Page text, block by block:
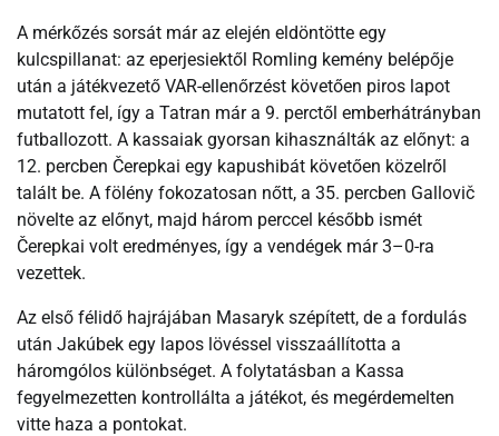
A mérkőzés sorsát már az elején eldöntötte egy
kulcspillanat: az eperjesiektől Romling kemény belépője
után a játékvezető VAR-ellenőrzést követően piros lapot
mutatott fel, így a Tatran már a 9. perctől emberhátrányban
futballozott. A kassaiak gyorsan kihasználták az előnyt: a
12. percben Čerepkai egy kapushibát követően közelről
talált be. A fölény fokozatosan nőtt, a 35. percben Gallovič
növelte az előnyt, majd három perccel később ismét
Čerepkai volt eredményes, így a vendégek már 3–0-ra
vezettek.
Az első félidő hajrájában Masaryk szépített, de a fordulás
után Jakúbek egy lapos lövéssel visszaállította a
háromgólos különbséget. A folytatásban a Kassa
fegyelmezetten kontrollálta a játékot, és megérdemelten
vitte haza a pontokat.